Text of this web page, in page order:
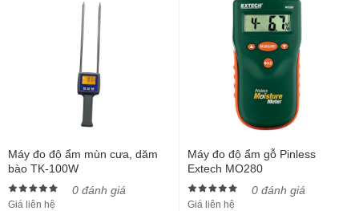
Máy đo độ ẩm mùn cưa, dăm
bào TK-100W
0 đánh giá
Giá liên hệ
Máy đo độ ẩm gỗ Pinless
Extech MO280
0 đánh giá
Giá liên hệ